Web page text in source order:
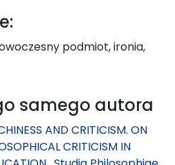
podmiot, ironia,
samego autora
AND CRITICISM. ON
CRITICISM IN